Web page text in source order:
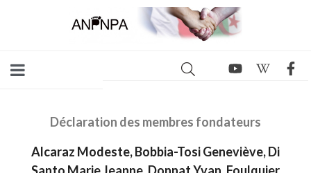
Déclaration des membres fondateurs
Alcaraz Modeste, Bobbia-Tosi Geneviève, Di